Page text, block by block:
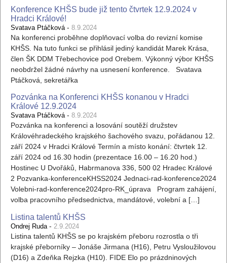
Konference KHŠS bude již tento čtvrtek 12.9.2024 v
Hradci Králové!
Svatava Ptáčková - 8.9.2024
Na konferenci proběhne doplňovací volba do revizní komise
KHŠS. Na tuto funkci se přihlásil jediný kandidát Marek Krása,
člen ŠK DDM Třebechovice pod Orebem. Výkonný výbor KHŠS
neobdržel žádné návrhy na usnesení konference. Svatava
Ptáčková, sekretářka
Pozvánka na Konferenci KHŠS konanou v Hradci
Králové 12.9.2024
Svatava Ptáčková- 8.9.2024
Pozvánka na konferenci a losování soutěží družstev
Královéhradeckého krajského šachového svazu, pořádanou 12.
září 2024 v Hradci Králové Termín a místo konání: čtvrtek 12.
září 2024 od 16.30 hodin (prezentace 16.00 – 16.20 hod.)
Hostinec U Dvořáků, Habrmanova 336, 500 02 Hradec Králové
2 Pozvanka-konferenceKHSS2024 Jednaci-rad-konference2024
Volebni-rad-konference2024pro-RK_úprava Program zahájení,
volba pracovního předsednictva, mandátové, volební a […]
Listina talentů KHŠS
Ondrej Ruda - 2.9.2024
Listina talentů KHŠS se po krajském přeboru rozrostla o tři
krajské přeborníky – Jonáše Jirmana (H16), Petru Vysloužilovou
(D16) a Zdeňka Rejzka (H10). FIDE Elo po prázdninových